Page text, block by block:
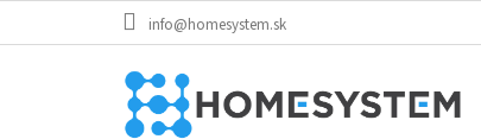
info@homesystem.sk